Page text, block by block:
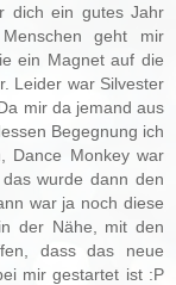
dich ein gutes Jahr
geht mir
ein Magnet auf die
Leider war Silvester
mir da jemand aus
Begegnung ich
Dance Monkey war
wurde dann den
war ja noch diese
der Nähe, mit den
dass das neue
mir gestartet ist :P